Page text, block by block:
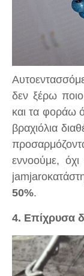
δεν ξέρω
και τα φοράω
βραχιόλια
εννοούμε,
50%.
4. Επίχρυσα